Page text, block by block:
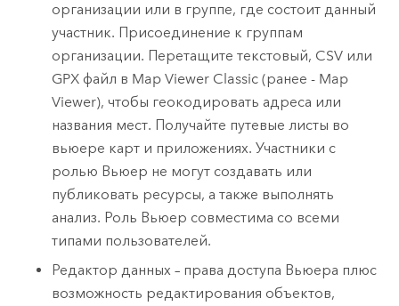
организации или в группе, где состоит данный
участник. Присоединение к группам
организации. Перетащите текстовый, CSV или
GPX файл в Map Viewer Classic (ранее - Map
Viewer), чтобы геокодировать адреса или
названия мест. Получайте путевые листы во
вьюере карт и приложениях. Участники с
ролью Вьюер не могут создавать или
публиковать ресурсы, а также выполнять
анализ. Роль Вьюер совместима со всеми
типами пользователей.
Редактор данных – права доступа Вьюера плюс
возможность редактирования объектов,